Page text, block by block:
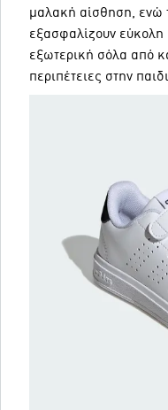
μαλακή αίσθηση, ενώ
εξασφαλίζουν
εξωτερική σόλα από
περιπέτειες στην